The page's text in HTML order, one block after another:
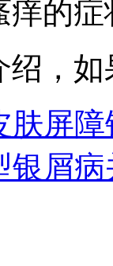
痒的症
绍，
肤屏
银屑